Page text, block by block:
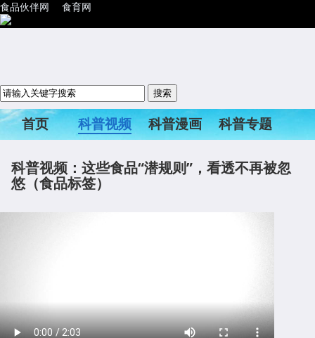
食品伙伴网 食育网
首页 科普视频 科普漫画
科普专题
科普视频：这些食品“潜规则”，看透不再被忽
悠（食品标签）